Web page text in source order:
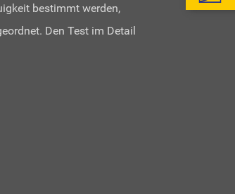
bestimmt werden,
Den Test im Detail